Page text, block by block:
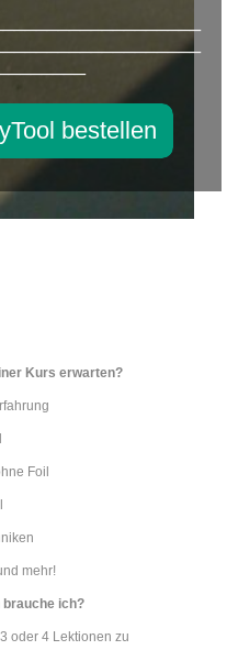
bestellen
Kurs erwarten?
Foil
mehr!
brauche ich?
oder 4 Lektionen zu